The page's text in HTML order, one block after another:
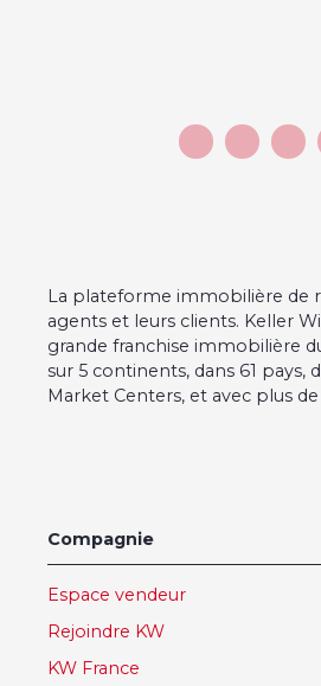
La plateforme immobilière de
agents et leurs clients. Keller
grande franchise immobilière
sur 5 continents, dans 61 pays,
Market Centers, et avec plus
Compagnie
Espace vendeur
Rejoindre KW
KW France